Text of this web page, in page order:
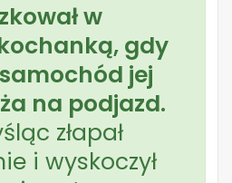
w
gdy
samochód jej
na podjazd.
złapał
i wyskoczył